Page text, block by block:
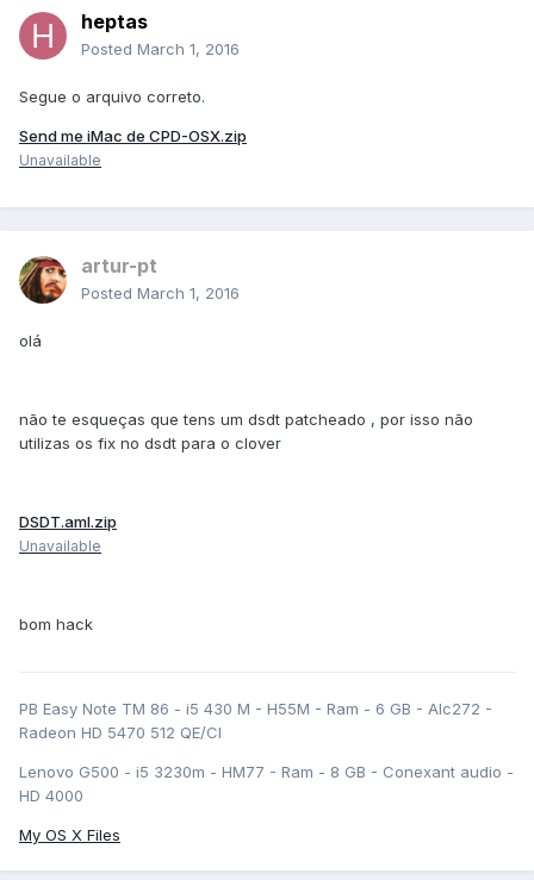
heptas
Posted March 1, 2016
Segue o arquivo correto.
Send me iMac de CPD-OSX.zip
Unavailable
artur-pt
Posted March 1, 2016
olá
não te esqueças que tens um dsdt patcheado , por isso não
utilizas os fix no dsdt para o clover
DSDT.aml.zip
Unavailable
bom hack
PB Easy Note TM 86 - i5 430 M - H55M - Ram - 6 GB - Alc272 -
Radeon HD 5470 512 QE/CI
Lenovo G500 - i5 3230m - HM77 - Ram - 8 GB - Conexant audio -
HD 4000
My OS X Files